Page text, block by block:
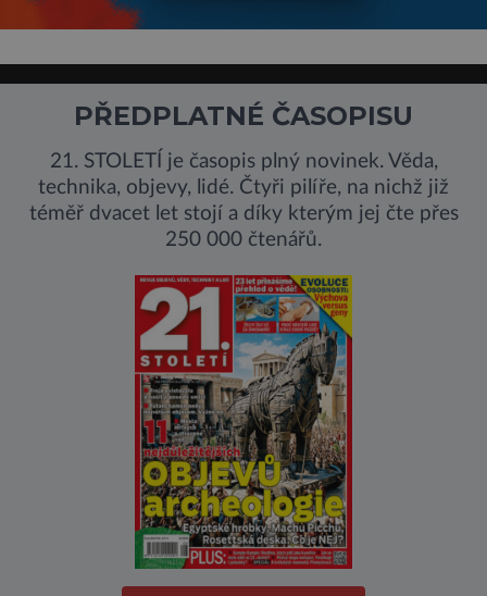
PŘEDPLATNÉ ČASOPISU
21. STOLETÍ je časopis plný novinek. Věda,
technika, objevy, lidé. Čtyři pilíře, na nichž již
téměř dvacet let stojí a díky kterým jej čte přes
250 000 čtenářů.